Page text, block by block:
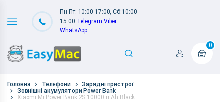
Пн-Пт: 10:00-17:00, Сб:10:00-
15:00 Telegram Viber
WhatsApp
0
Головна Телефони
Зарядні пристрої
Зовнішні акумулятори Power Bank
Xiaomi Mi Power Bank 2S 10000 mAh Black